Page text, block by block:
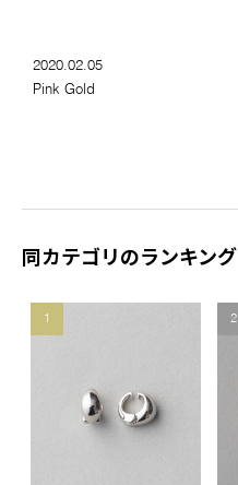
2020.02.05
Pink Gold
同カテゴリのランキング
1 2